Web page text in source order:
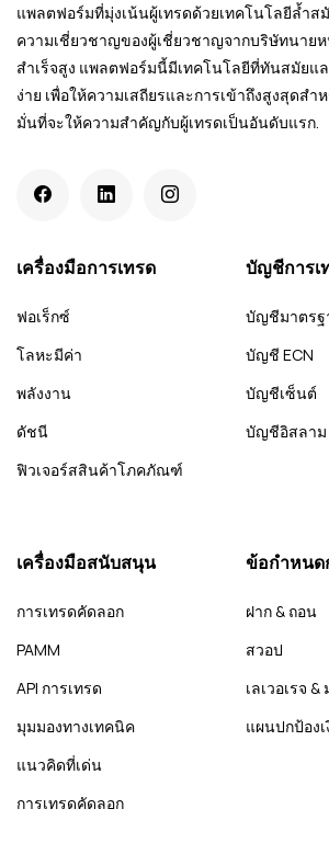
แพลตฟอร์มที่มุ่งเน้นผู้เทรดด้วยเทคโนโลยีล้ำส
ความเชี่ยวชาญของผู้เชี่ยวชาญจากบริษัทนาย
สำเร็จสูง แพลตฟอร์มนี้มีเทคโนโลยีที่ทันสมัยแ
ง่าย เพื่อให้ความเสถียรและการเข้าถึงสูงสุดสำ
มั่นที่จะให้ความสำคัญกับผู้เทรดเป็นอันดับแรก.
เครื่องมือการเทรด
ฟอเร็กซ์
โลหะมีค่า
พลังงาน
ดัชนี
ฟิวเจอร์สสินค้าโภคภัณฑ์
บัญชีการเ
บัญชีมาตร
บัญชี ECN
บัญชีเซ็นต์
บัญชีอิสลาม
เครื่องมือสนับสนุน
การเทรดคัดลอก
PAMM
API การเทรด
มุมมองทางเทคนิค
แนวคิดที่เด่น
การเทรดคัดลอก
ข้อกำหนด
ฝาก & ถอน
สวอป
เลเวอเรจ
แผนปกป้อง